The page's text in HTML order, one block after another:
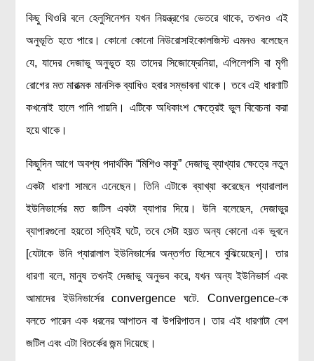
অন্যান্য
নিবন্ধন
তথ্য ও যোগাযোগ
বিজ্ঞানযাত্রা ম্যাগাজিন
বিজ্ঞানযাত্রা সংবাদ/বিজ্ঞপ্তি
লক্ষ্য ও উদ্দেশ্য
যোগাযোগ
বৈজ্ঞানিক কল্পকাহিনী
কিছু থিওরি বলে হেলুসিনেশন যখন নিয়ন্ত্রণের ভেতরে থাকে, তখনও এই
অনুভূতি হতে পারে। কোনো কোনো নিউরোসাইকোলজিস্ট এমনও বলেছেন
যে, যাদের দেজাভু অনুভূত হয় তাদের সিজোফ্রেনিয়া, এপিলেপসি বা মৃগী
রোগের মত মারাত্মক মানসিক ব্যাধিও হবার সম্ভাবনা থাকে। তবে এই ধারণাটি
কখনোই হালে পানি পায়নি। এটিকে অধিকাংশ ক্ষেত্রেই ভুল বিবেচনা করা
হয়ে থাকে।
কিছুদিন আগে অবশ্য পদার্থবিদ “মিশিও কাকু” দেজাভু ব্যাখ্যার ক্ষেত্রে নতুন
একটা ধারণা সামনে এনেছেন। তিনি এটাকে ব্যাখ্যা করেছেন প্যারালাল
ইউনিভার্সের মত জটিল একটা ব্যাপার দিয়ে। উনি বলেছেন, দেজাভুর
ব্যাপারগুলো হয়তো সত্যিই ঘটে, তবে সেটা হয়ত অন্য কোনো এক ভুবনে
[যেটাকে উনি প্যারালাল ইউনিভার্সের অন্তর্গত হিসেবে বুঝিয়েছেন]। তার
ধারণা বলে, মানুষ তখনই দেজাভু অনুভব করে, যখন অন্য ইউনিভার্স এবং
আমাদের ইউনিভার্সের convergence ঘটে. Convergence-কে
বলতে পারেন এক ধরনের আপাতন বা উপরিপাতন। তার এই ধারণাটা বেশ
জটিল এবং এটা বিতর্কের জন্ম দিয়েছে।